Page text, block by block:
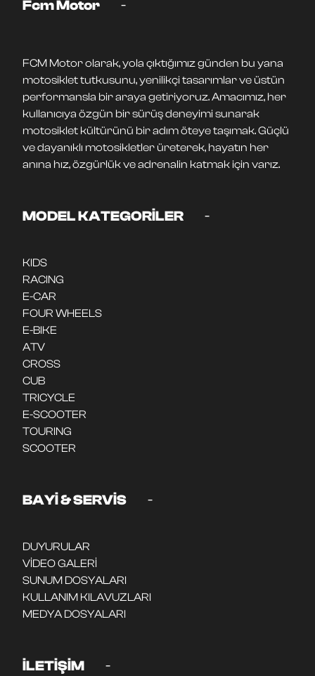
Fcm Motor -
FCM Motor olarak, yola çıktığımız günden bu yana
motosiklet tutkusunu, yenilikçi tasarımlar ve üstün
performansla bir araya getiriyoruz. Amacımız, her
kullanıcıya özgün bir sürüş deneyimi sunarak
motosiklet kültürünü bir adım öteye taşımak. Güçlü
ve dayanıklı motosikletler üreterek, hayatın her
anına hız, özgürlük ve adrenalin katmak için varız.
MODEL KATEGORİLER -
KIDS
RACING
E-CAR
FOUR WHEELS
E-BIKE
ATV
CROSS
CUB
TRICYCLE
E-SCOOTER
TOURING
SCOOTER
BAYİ & SERVİS -
DUYURULAR
VİDEO GALERİ
SUNUM DOSYALARI
KULLANIM KILAVUZLARI
MEDYA DOSYALARI
İLETİŞİM -